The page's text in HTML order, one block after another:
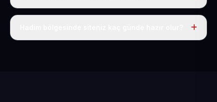
Tek fiyat uygulanır: yıllık 50 USD + KDV. Bu bedele alan